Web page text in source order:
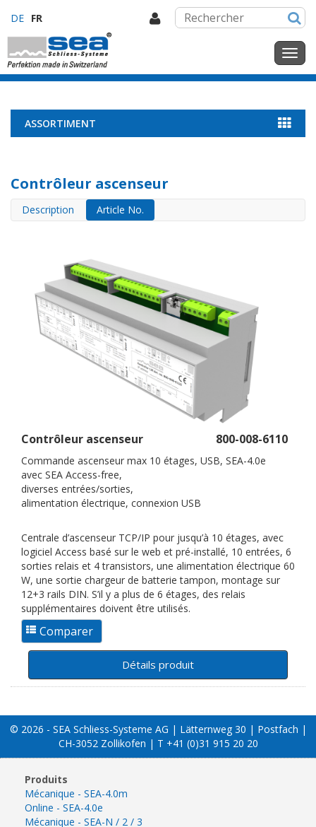
DE FR
ASSORTIMENT
Contrôleur ascenseur
Description Article No.
Contrôleur ascenseur 800-008-6110
Commande ascenseur max 10 étages, USB, SEA-4.0e
avec SEA Access-free,
diverses entrées/sorties,
alimentation électrique, connexion USB
Centrale d’ascenseur TCP/IP pour jusqu’à 10 étages, avec
logiciel Access basé sur le web et pré-installé, 10 entrées, 6
sorties relais et 4 transistors, une alimentation électrique 60
W, une sortie chargeur de batterie tampon, montage sur
12+3 rails DIN. S’il y a plus de 6 étages, des relais
supplémentaires doivent être utilisés.
Détails produit
© 2026 - SEA Schliess-Systeme AG | Lätternweg 30 | Postfach |
CH-3052 Zollikofen | T +41 (0)31 915 20 20
Produits
Mécanique - SEA-4.0m
Online - SEA-4.0e
Mécanique - SEA-N / 2 / 3